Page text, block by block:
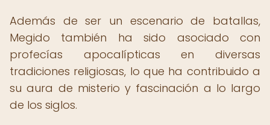
Además de ser un escenario de batallas,
Megido también ha sido asociado con
profecías apocalípticas en diversas
tradiciones religiosas, lo que ha contribuido a
su aura de misterio y fascinación a lo largo
de los siglos.